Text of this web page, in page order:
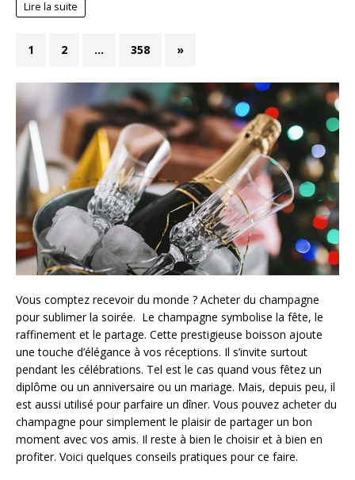
Lire la suite
1 2 … 358 »
Vous comptez recevoir du monde ? Acheter du champagne
pour sublimer la soirée. Le champagne symbolise la fête, le
raffinement et le partage. Cette prestigieuse boisson ajoute
une touche d’élégance à vos réceptions. Il s’invite surtout
pendant les célébrations. Tel est le cas quand vous fêtez un
diplôme ou un anniversaire ou un mariage. Mais, depuis peu, il
est aussi utilisé pour parfaire un dîner. Vous pouvez acheter du
champagne pour simplement le plaisir de partager un bon
moment avec vos amis. Il reste à bien le choisir et à bien en
profiter. Voici quelques conseils pratiques pour ce faire.